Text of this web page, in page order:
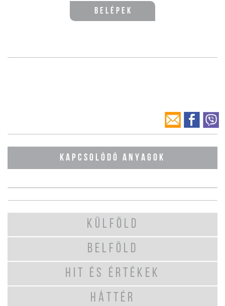
Belépek
KAPCSOLÓDÓ ANYAGOK
KÜLFÖLD
BELFÖLD
HIT ÉS ÉRTÉKEK
HÁTTÉR